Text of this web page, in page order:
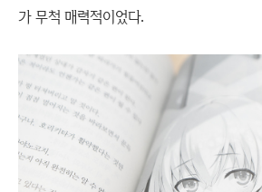
가 무척 매력적이었다.